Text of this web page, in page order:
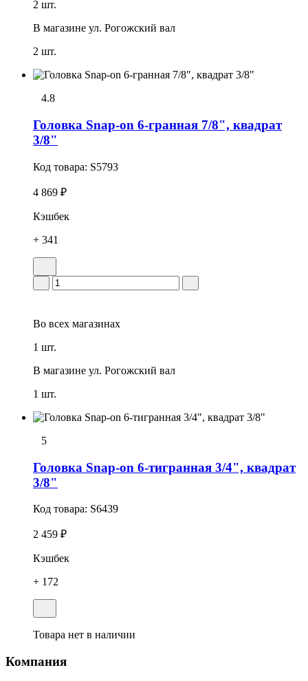
2 шт.
В магазине ул. Рогожский вал
2 шт.
4.8
Головка Snap-on 6-гранная 7/8", квадрат
3/8"
Код товара: S5793
4 869 ₽
Кэшбек
+ 341
Во всех магазинах
1 шт.
В магазине ул. Рогожский вал
1 шт.
5
Головка Snap-on 6-тигранная 3/4", квадрат
3/8"
Код товара: S6439
2 459 ₽
Кэшбек
+ 172
Товара нет в наличии
Компания